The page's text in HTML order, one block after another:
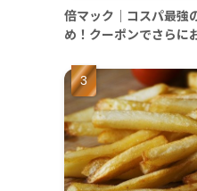
倍マック｜コスパ最強
め！クーポンでさらに